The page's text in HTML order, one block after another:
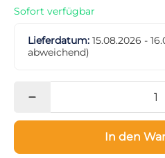
Sofort verfügbar
Lieferdatum: 15.08.2026 -
abweichend)
In den